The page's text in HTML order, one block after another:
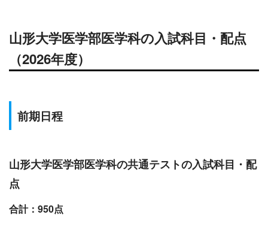
山形大学医学部医学科の入試科目・配点
（2026年度）
前期日程
山形大学医学部医学科の共通テストの入試科目・配
点
合計：950点